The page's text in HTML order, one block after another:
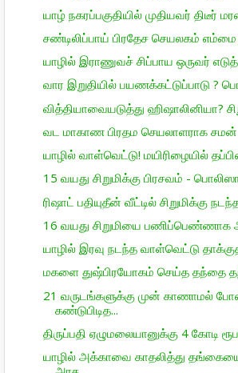
யாழ் நகரப்பகுதியில் முதியவர் திடீர்
சண்டிலிப்பாய் பிரதேச செயலகம்
யாழில் இராணுவச் சிப்பாய ஒருவர்
வார இறுதியில் பயணக்கட்டுப்பாடு ?
வித்தியாவையடுத்து ஹிஷாலினியா?
வட மாகாண பிரதம செயலாளராக சமன்
யாழில் வாள்வெட்டு! மயிரிழையில்
15 வயது சிறுமிக்கு பிரசவம் -
ரிஷாட் பதியுதீன் வீட்டில் சிறுமிக்கு
16 வயது சிறுமியை பணிப்பெண்ணாக
யாழில் இரவு நடந்த வாள்வெட்டு
மகளை துஷ்பிரயோகம் செய்த தந்தை
21 வருடங்களுக்கு முன் காணாமல்
கண்டுபிடித...
திருப்பதி ஏழுமலையானுக்கு 4 கோடி
யாழில் அக்காவை காதலித்து